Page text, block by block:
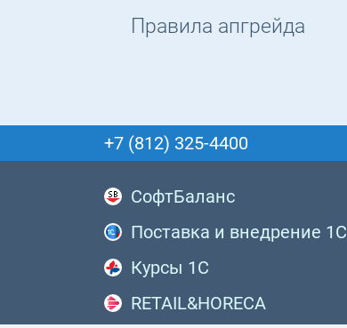
Правила апгрейда
+7 (812) 325-4400
СофтБаланс
Поставка и внедрение 1С
Курсы 1С
RETAIL&HORECA